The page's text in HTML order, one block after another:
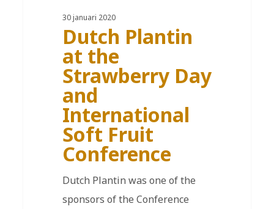
30 januari 2020
Dutch Plantin
at the
Strawberry Day
and
International
Soft Fruit
Conference
Dutch Plantin was one of the
sponsors of the Conference